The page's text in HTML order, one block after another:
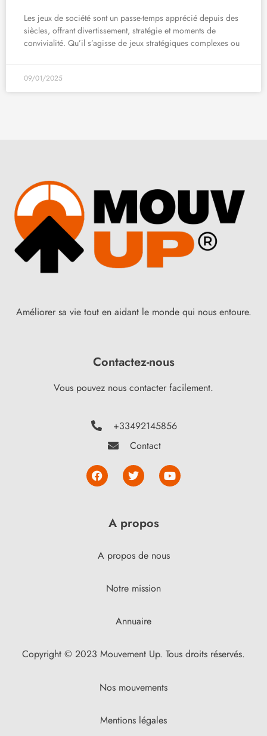
Les jeux de société sont un passe-temps apprécié depuis des
siècles, offrant divertissement, stratégie et moments de
convivialité. Qu’il s’agisse de jeux stratégiques complexes ou
09/01/2025
Améliorer sa vie tout en aidant le monde qui nous entoure.
Contactez-nous
Vous pouvez nous contacter facilement.
+33492145856
Contact
A propos
A propos de nous
Notre mission
Annuaire
Copyright © 2023 Mouvement Up. Tous droits réservés.
Nos mouvements
Mentions légales